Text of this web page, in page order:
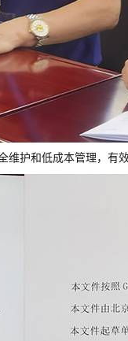
护和低成本管理，有